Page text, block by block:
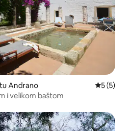
Andrano
5 (5)
i velikom baštom